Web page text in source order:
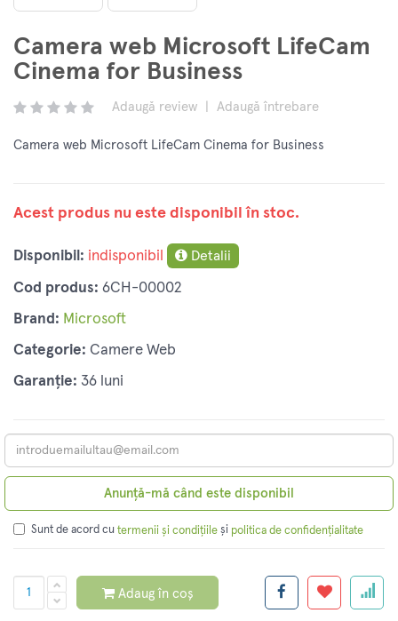
Camera web Microsoft LifeCam
Cinema for Business
Adaugă review Adaugă întrebare
Camera web Microsoft LifeCam Cinema for Business
Acest produs nu este disponibil în stoc.
Disponibil: indisponibil Detalii
Cod produs: 6CH-00002
Brand: Microsoft
Categorie: Camere Web
Garanție: 36 luni
Anunță-mă când este disponibil
Sunt de acord cu termenii și condițiile și politica de confidențialitate
Adaug în coș